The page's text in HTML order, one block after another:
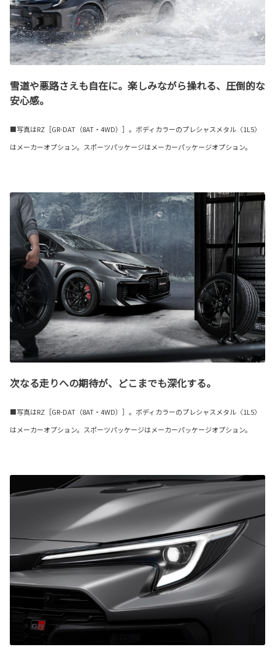
雪道や悪路さえも自在に。楽しみながら操れる、圧倒的な
安心感。
■写真はRZ［GR-DAT（8AT・4WD）］。ボディカラーのプレシャスメタル〈1L5〉
はメーカーオプション。スポーツパッケージはメーカーパッケージオプション。
次なる走りへの期待が、どこまでも深化する。
■写真はRZ［GR-DAT（8AT・4WD）］。ボディカラーのプレシャスメタル〈1L5〉
はメーカーオプション。スポーツパッケージはメーカーパッケージオプション。